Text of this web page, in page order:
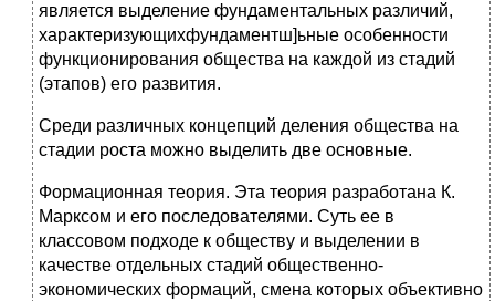
является выделение фундаментальных различий,
характеризующихфундаментш]ьные особенности
функционирования общества на каждой из стадий
(этапов) его развития.
Среди различных концепций деления общества на
стадии роста можно выделить две основные.
Формационная теория. Эта теория разработана К.
Марксом и его последователями. Суть ее в
классовом подходе к обществу и выделении в
качестве отдельных стадий общественно-
экономических формаций, смена которых объективно